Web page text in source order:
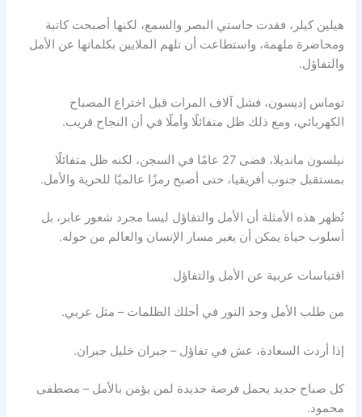
هيلين كيلر، فقدت حاستي البصر والسمع، لكنها أصبحت كاتبة
ومحاضرة ملهمة، واستطاعت أن تلهم الملايين بكلماتها عن الأمل
والتفاؤل.
توماس إديسون، فشل آلاف المرات قبل اختراع المصباح
الكهربائي، ومع ذلك ظل متفائلًا وأملًا في أن النجاح قريب.
نيلسون مانديلا، قضى 27 عامًا في السجن، لكنه ظل متفائلًا
بمستقبل جنوب أفريقيا، حتى أصبح رمزًا عالميًا للحرية والأمل.
تُظهر هذه الأمثلة أن الأمل والتفاؤل ليسا مجرد شعور عابر، بل
أسلوب حياة يمكن أن يغير مسار الإنسان والعالم من حوله.
اقتباسات عربية عن الأمل والتفاؤل
من طلب الأمل وجد النور في أحلك الظلمات – مثل عربي.
إذا أردت السعادة، عش في تفاؤل – جبران خليل جبران.
كل صباح جديد يحمل فرصة جديدة لمن يؤمن بالأمل – مصطفى
محمود.